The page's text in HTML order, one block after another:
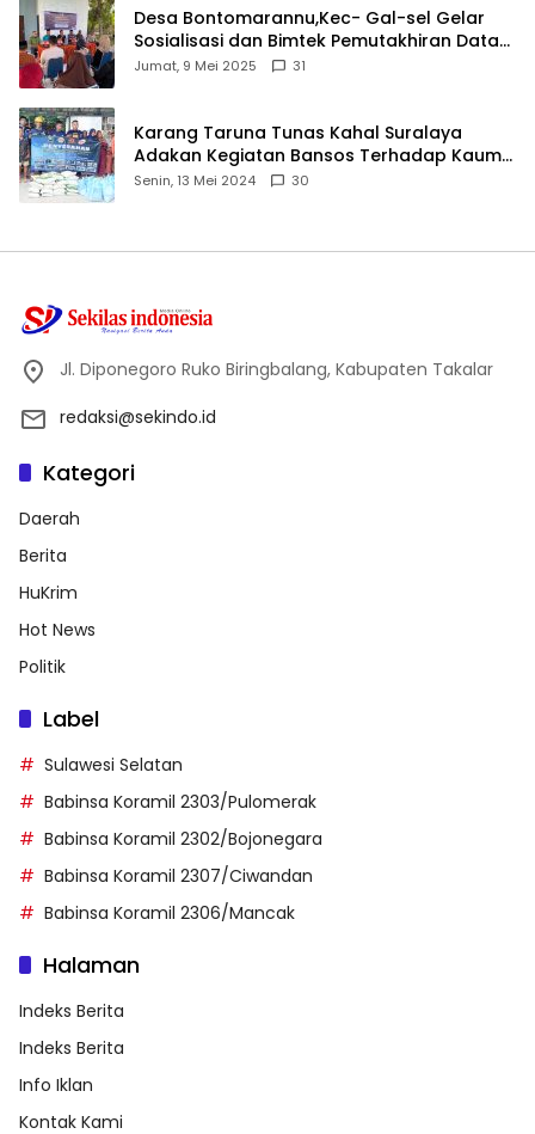
Desa Bontomarannu,Kec- Gal-sel Gelar
Sosialisasi dan Bimtek Pemutakhiran Data
ID
Jumat, 9 Mei 2025 31
Karang Taruna Tunas Kahal Suralaya
Adakan Kegiatan Bansos Terhadap Kaum
Dhuafa dan Anak Yatim-Piatu
Senin, 13 Mei 2024 30
Jl. Diponegoro Ruko Biringbalang, Kabupaten Takalar
redaksi@sekindo.id
Kategori
Daerah
Berita
HuKrim
Hot News
Politik
Label
Sulawesi Selatan
Babinsa Koramil 2303/Pulomerak
Babinsa Koramil 2302/Bojonegara
Babinsa Koramil 2307/Ciwandan
Babinsa Koramil 2306/Mancak
Halaman
Indeks Berita
Indeks Berita
Info Iklan
Kontak Kami